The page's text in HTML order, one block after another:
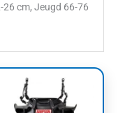
26 cm, Jeugd 66-76
Prijsklasse:
€911,13
product
heeft